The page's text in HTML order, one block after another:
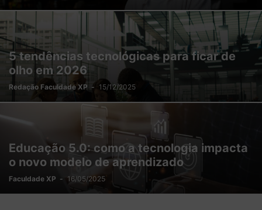
5 tendências tecnológicas para ficar de
olho em 2026
Redação Faculdade XP - 15/12/2025
Educação 5.0: como a tecnologia impacta
o novo modelo de aprendizado
Faculdade XP - 16/05/2025